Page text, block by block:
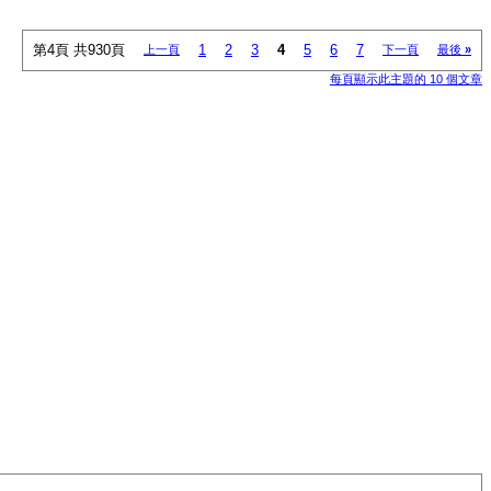
第4頁 共930頁 上一頁 1 2 3 4 5 6 7 下一頁 最後 »
每頁顯示此主題的 10 個文章